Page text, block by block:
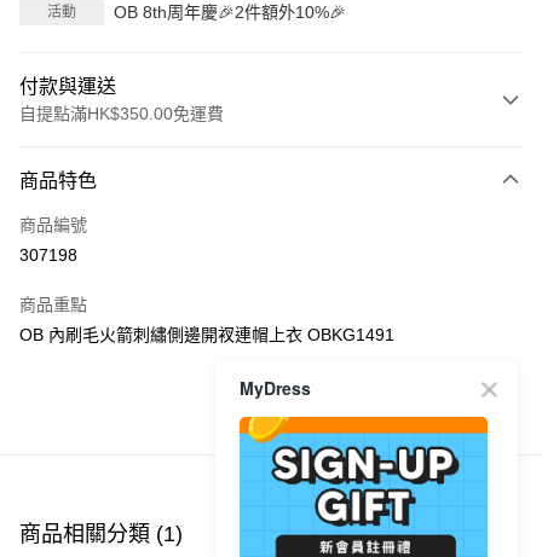
活動 OB 8th周年慶🎉2件額外10%🎉
付款與運送
自提點滿HK$350.00免運費
信用卡
Apple Pay
PayMe
每筆HK$40.00，滿HK$350.00或以上免運費
付款後順豐站及營業點
商品特色
商品編號
307198
商品重點
OB 內刷毛火箭刺繡側邊開衩連帽上衣 OBKG1491
商品推薦
商品相關分類 (1)
MyDress